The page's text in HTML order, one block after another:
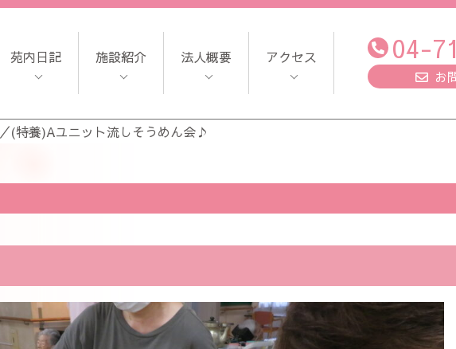
苑内日記 施設紹介 法人概要 アクセス 04-
お
／(特養)Aユニット流しそうめん会♪